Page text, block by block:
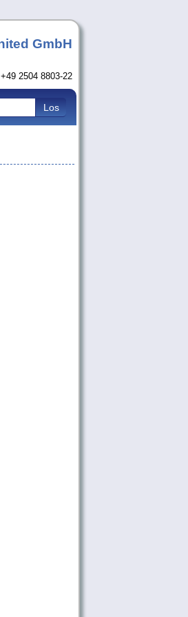
GmbH
2504 8803-22